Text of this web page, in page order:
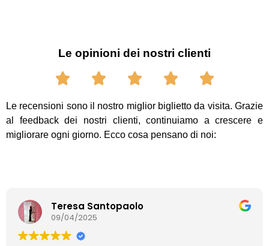
Le opinioni dei nostri clienti
Le recensioni sono il nostro miglior biglietto da visita. Grazie
al feedback dei nostri clienti, continuiamo a crescere e
migliorare ogni giorno. Ecco cosa pensano di noi:
Teresa Santopaolo
09/04/2025